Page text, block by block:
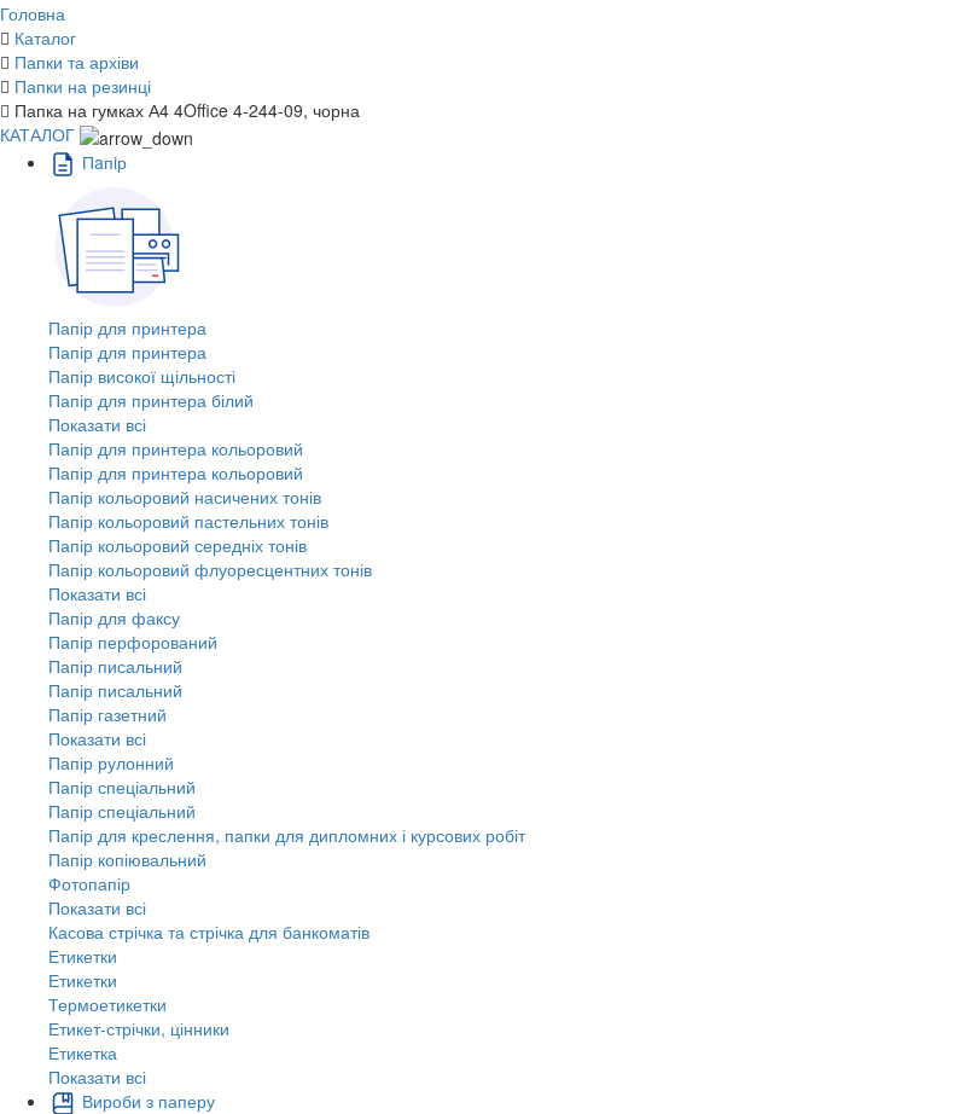
Головна
Каталог
Папки та архіви
Папки на резинці
Папка на гумках А4 4Office 4-244-09, чорна
КАТАЛОГ
Пaпiр
Папір для принтера
Папір для принтера
Папір високої щільності
Папір для принтера білий
Показати всі
Папір для принтера кольоровий
Папір для принтера кольоровий
Папір кольоровий насичених тонів
Папір кольоровий пастельних тонів
Папір кольоровий середніх тонів
Папір кольоровий флуоресцентних тонів
Показати всі
Папір для факсу
Папір перфорований
Папір писальний
Папір писальний
Папір газетний
Показати всі
Папір рулонний
Папір спеціальний
Папір спеціальний
Папір для креслення, папки для дипломних і курсових робіт
Папір копіювальний
Фотопапір
Показати всі
Касова стрічка та стрічка для банкоматів
Етикетки
Етикетки
Термоетикетки
Етикет-стрічки, цінники
Етикетка
Показати всі
Вироби з паперу